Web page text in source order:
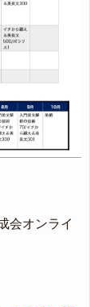
会オンライ